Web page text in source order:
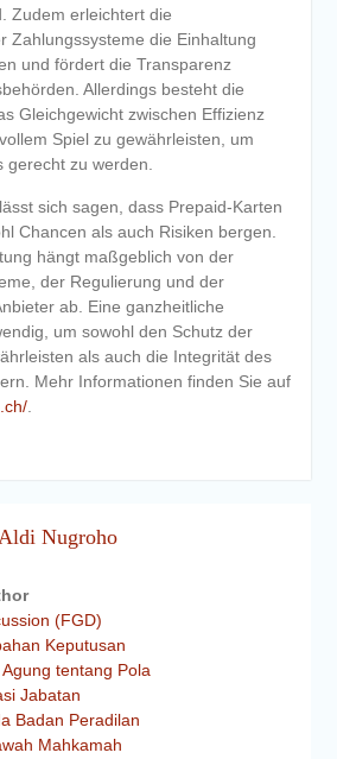
Zudem erleichtert die
Zahlungssysteme die Einhaltung
und fördert die Transparenz
Allerdings besteht die
Gleichgewicht zwischen Effizienz
Spiel zu gewährleisten, um
zu werden.
sich sagen, dass Prepaid-Karten
Chancen als auch Risiken bergen.
hängt maßgeblich von der
der Regulierung und der
ab. Eine ganzheitliche
um sowohl den Schutz der
als auch die Integrität des
Mehr Informationen finden Sie auf
.
Nugroho
(FGD)
Keputusan
tentang Pola
Jabatan
Badan Peradilan
Mahkamah